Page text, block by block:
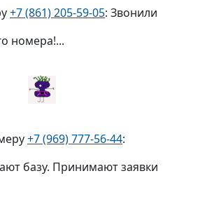
+7 (861) 205-59-05: Звонили
номера!...
+7 (969) 777-56-44:
базу. Принимают заявки